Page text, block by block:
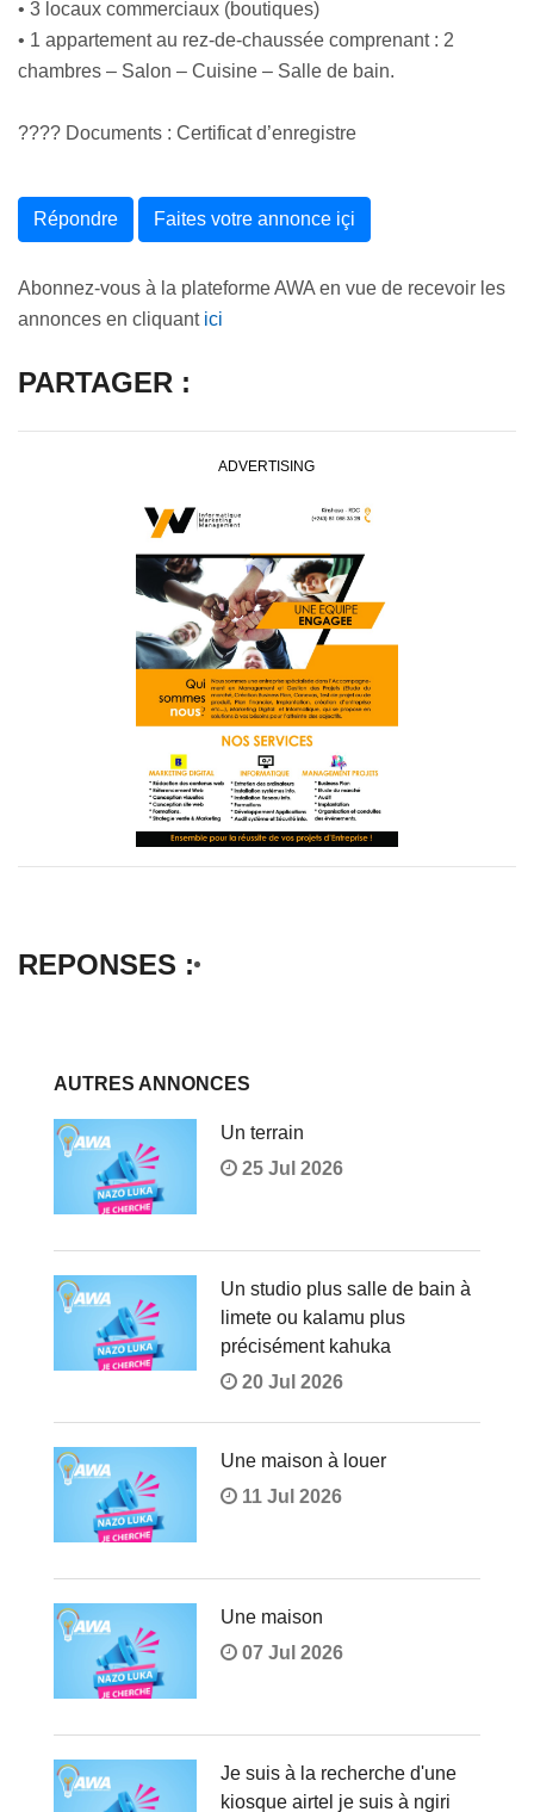
• 3 locaux commerciaux (boutiques)
• 1 appartement au rez-de-chaussée comprenant : 2
chambres – Salon – Cuisine – Salle de bain.
???? Documents : Certificat d’enregistre
Répondre Faites votre annonce içi
Abonnez-vous à la plateforme AWA en vue de recevoir les
annonces en cliquant ici
PARTAGER :
ADVERTISING
REPONSES :
AUTRES ANNONCES
Un terrain
25 Jul 2026
Un studio plus salle de bain à
limete ou kalamu plus
précisément kahuka
20 Jul 2026
Une maison à louer
11 Jul 2026
Une maison
07 Jul 2026
Je suis à la recherche d'une
kiosque airtel je suis à ngiri